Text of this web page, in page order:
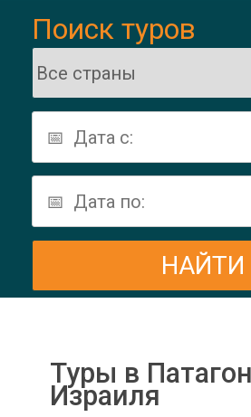
Поиск туров
Туры в
Израиля